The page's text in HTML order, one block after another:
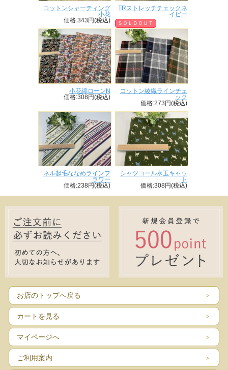
コットンシャーティング
小花
価格:343円(税込)
TRストレッチチェックネ
イビー
ＳＯＬＤＯＵＴ
小花綿ローンN
価格:308円(税込)
コットン綾織ラインチェ
ック
価格:273円(税込)
ネル起毛ななめラインフ
ラワー
価格:238円(税込)
シャツコール水玉キャッ
ト
価格:308円(税込)
お店のトップへ戻る
カートを見る
マイページへ
ご利用案内